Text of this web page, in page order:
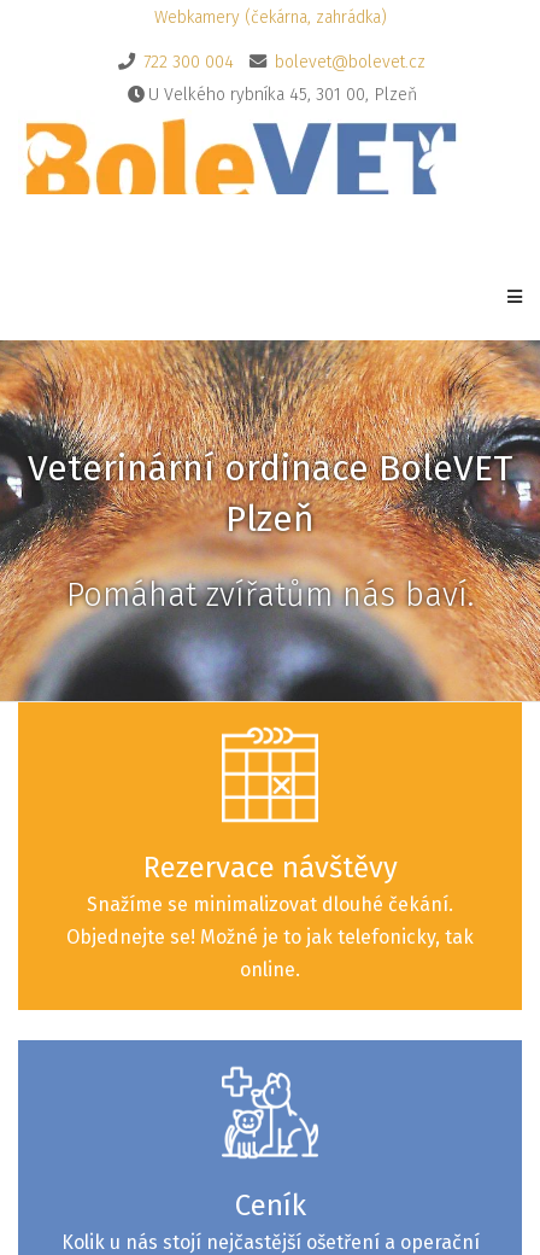
Webkamery (čekárna, zahrádka)
722 300 004
bolevet@bolevet.cz
U Velkého rybníka 45, 301 00, Plzeň
Veterinární ordinace BoleVET
Plzeň
Pomáhat zvířatům nás baví.
Rezervace návštěvy
Snažíme se minimalizovat dlouhé čekání.
Objednejte se! Možné je to jak telefonicky, tak
online.
Ceník
Kolik u nás stojí nejčastější ošetření a operační